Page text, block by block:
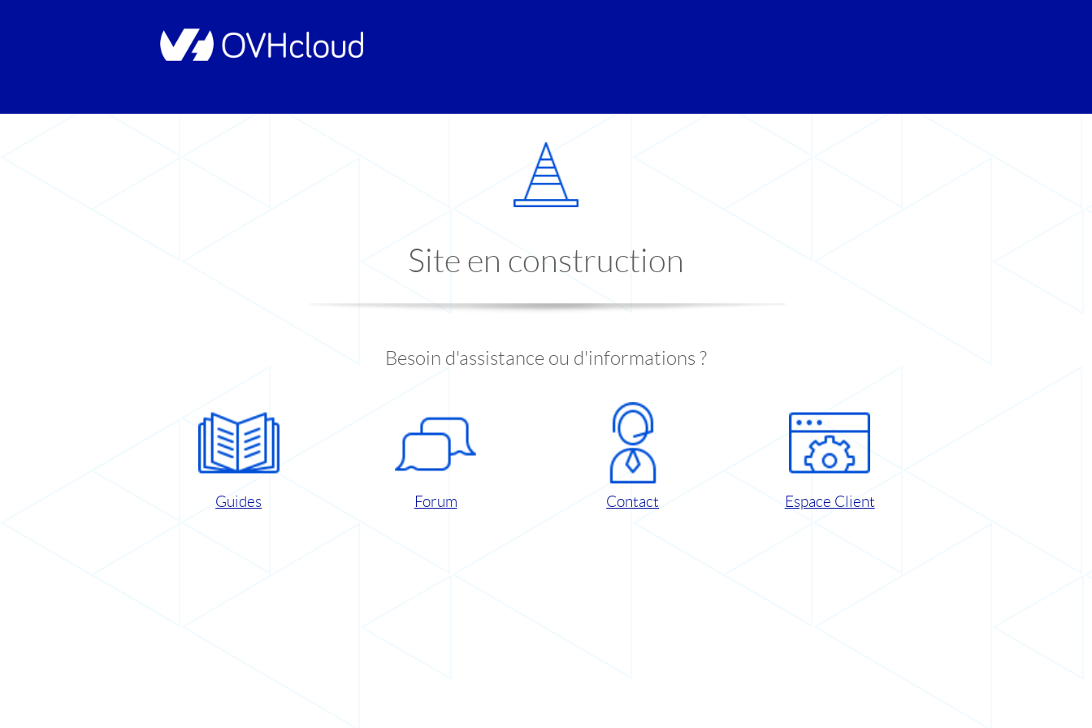
Site en construction
Besoin d'assistance ou d'informations ?
Guides Forum Contact Espace Client